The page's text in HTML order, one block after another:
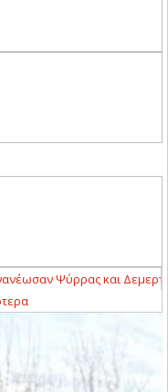
Ψύρρας και Δεμερτζής